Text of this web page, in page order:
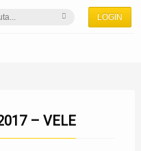
LOGIN
– VELE